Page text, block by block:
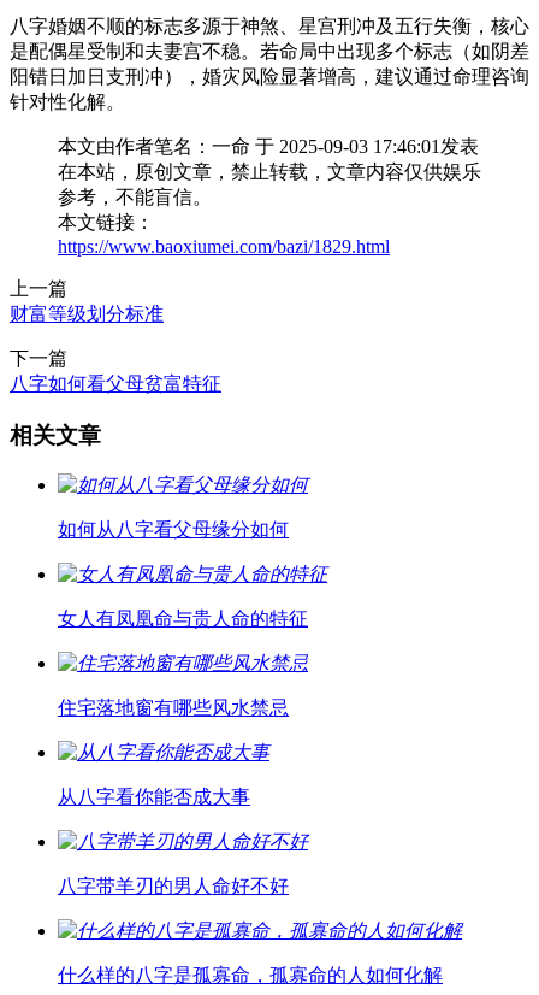
八字婚姻不顺的标志多源于神煞、星宫刑冲及五行失衡，核心
是配偶星受制和夫妻宫不稳。若命局中出现多个标志（如阴差
阳错日加日支刑冲），婚灾风险显著增高，建议通过命理咨询
针对性化解。
本文由作者笔名：一命 于 2025-09-03 17:46:01发表
在本站，原创文章，禁止转载，文章内容仅供娱乐
参考，不能盲信。
本文链接：
https://www.baoxiumei.com/bazi/1829.html
上一篇
财富等级划分标准
下一篇
八字如何看父母贫富特征
相关文章
如何从八字看父母缘分如何
女人有凤凰命与贵人命的特征
住宅落地窗有哪些风水禁忌
从八字看你能否成大事
八字带羊刃的男人命好不好
什么样的八字是孤寡命，孤寡命的人如何化解